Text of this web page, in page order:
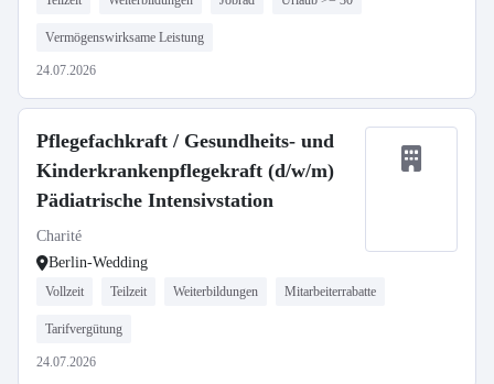
Vermögenswirksame Leistung
24.07.2026
Pflegefachkraft / Gesundheits- und
Kinderkrankenpflegekraft (d/w/m)
Pädiatrische Intensivstation
Charité
Berlin-Wedding
Vollzeit Teilzeit Weiterbildungen Mitarbeiterrabatte
Tarifvergütung
24.07.2026